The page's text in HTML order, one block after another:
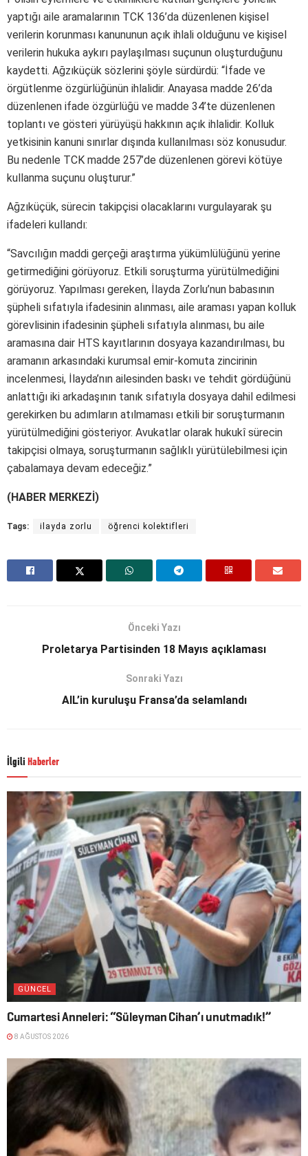
yaptığı aile aramalarının TCK 136’da düzenlenen kişisel
verilerin korunması kanununun açık ihlali olduğunu ve kişisel
verilerin hukuka aykırı paylaşılması suçunun oluşturduğunu
kaydetti. Ağzıküçük sözlerini şöyle sürdürdü: “İfade ve
örgütlenme özgürlüğünün ihlalidir. Anayasa madde 26’da
düzenlenen ifade özgürlüğü ve madde 34’te düzenlenen
toplantı ve gösteri yürüyüşü hakkının açık ihlalidir. Kolluk
yetkisinin kanuni sınırlar dışında kullanılması söz konusudur.
Bu nedenle TCK madde 257’de düzenlenen görevi kötüye
kullanma suçunu oluşturur.”
Ağzıküçük, sürecin takipçisi olacaklarını vurgulayarak şu
ifadeleri kullandı:
“Savcılığın maddi gerçeği araştırma yükümlülüğünü yerine
getirmediğini görüyoruz. Etkili soruşturma yürütülmediğini
görüyoruz. Yapılması gereken, İlayda Zorlu’nun babasının
şüpheli sıfatıyla ifadesinin alınması, aile araması yapan kolluk
görevlisinin ifadesinin şüpheli sıfatıyla alınması, bu aile
aramasına dair HTS kayıtlarının dosyaya kazandırılması, bu
aramanın arkasındaki kurumsal emir-komuta zincirinin
incelenmesi, İlayda’nın ailesinden baskı ve tehdit gördüğünü
anlattığı iki arkadaşının tanık sıfatıyla dosyaya dahil edilmesi
gerekirken bu adımların atılmaması etkili bir soruşturmanın
yürütülmediğini gösteriyor. Avukatlar olarak hukukî sürecin
takipçisi olmaya, soruşturmanın sağlıklı yürütülebilmesi için
çabalamaya devam edeceğiz.”
(HABER MERKEZİ)
Tags: ilayda zorlu öğrenci kolektifleri
Önceki Yazı
Proletarya Partisinden 18 Mayıs açıklaması
Sonraki Yazı
AIL’in kuruluşu Fransa’da selamlandı
İlgili Haberler
GÜNCEL
Cumartesi Anneleri: “Süleyman Cihan’ı unutmadık!”
8 AĞUSTOS 2026